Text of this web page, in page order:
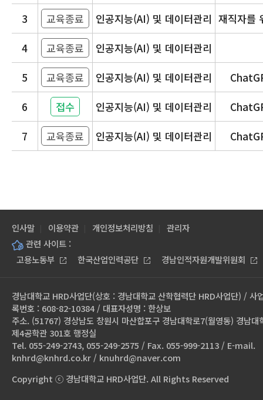
3
교육종료 인공지능(AI) 및 데이터관리 재직자를
4
교육종료
인공지능(AI) 및 데이터관리
5
교육종료 인공지능(AI) 및 데이터관리
6
접수 인공지능(AI) 및 데이터관리
7
교육종료 인공지능(AI) 및 데이터관리
인사말 이용약관 개인정보처리방침
관리자
관련 사이트 :
고용노동부
한국산업인력공단 경남인적자원개발위원회
경남대학교 HRD사업단(상호 : 경남대학교 산학협력단 HRD사업단) / 사
록번호 : 608-82-10384 / 대표자성명 : 한상보
주소. (51767) 경상남도 창원시 마산합포구 경남대학로7(월영동) 경남대
제4공학관 301호 행정실
Tel. 055-249-2743, 055-249-2575 / Fax. 055-999-2113 / E-mail.
knhrd@knhrd.co.kr / knuhrd@naver.com
Copyright ⓒ 경남대학교 HRD사업단. All Rights Reserved